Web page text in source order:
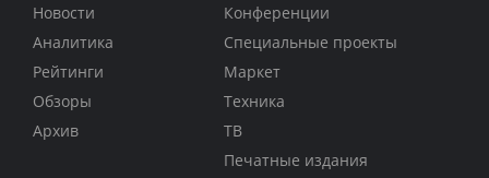
Новости
Аналитика
Рейтинги
Обзоры
Архив
Конференции
Специальные проекты
Маркет
Техника
ТВ
Печатные издания